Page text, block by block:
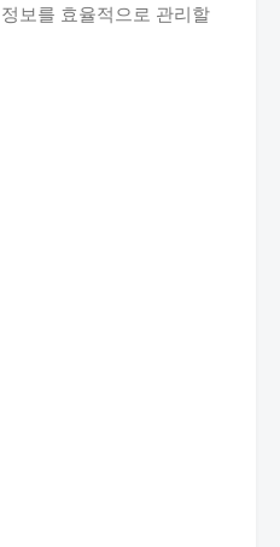
보를 효율적으로 관리할